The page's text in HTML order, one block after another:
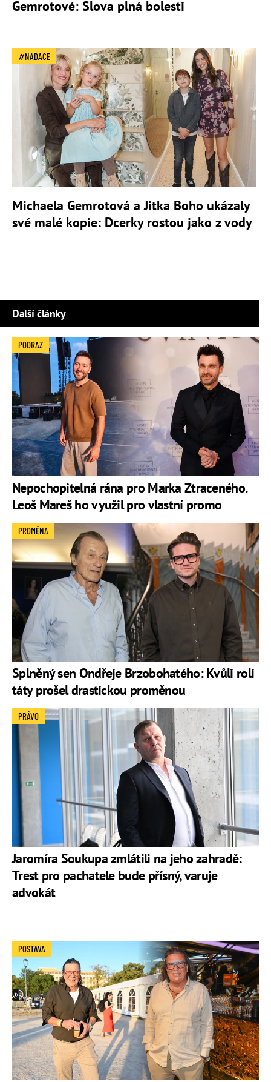
Gemrotové: Slova plná bolesti
NADACE
Michaela Gemrotová a Jitka Boho ukázaly
své malé kopie: Dcerky rostou jako z vody
Další články
Nepochopitelná rána pro Marka Ztraceného.
Leoš Mareš ho využil pro vlastní promo
PODRAZ
Splněný sen Ondřeje Brzobohatého: Kvůli roli
táty prošel drastickou proměnou
PROMĚNA
Jaromíra Soukupa zmlátili na jeho zahradě:
Trest pro pachatele bude přísný, varuje
advokát
PRÁVO
POSTAVA